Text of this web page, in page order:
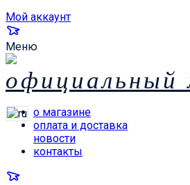
Мой аккаунт
Меню
официальный
о магазине
оплата и доставка
новости
контакты